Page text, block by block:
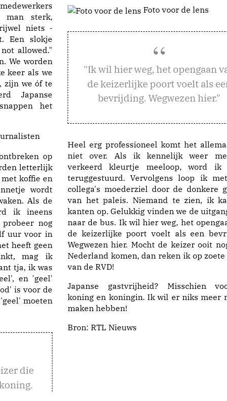
man sterk,
niets -
Een slokje
allowed."
We worden
keer als we
zijn we óf te
Japanse
het
op
letterlijk
koffie en
wordt
Als de
ik ineens
nog
uur voor in
heeft geen
mag ik
tja, ik was
en 'geel'
is voor de
moeten
die
Foto voor de lens
"Ik wil hier weg, het opengaan
de keizerlijke poort voelt als
bevrijding. Wegwezen hier."
Heel erg professioneel komt het
niet over. Als ik kennelijk weer
verkeerd kleurtje meeloop, word ik
teruggestuurd. Vervolgens loop ik
collega's moederziel door de donkere
van het paleis. Niemand te zien, ik
kanten op. Gelukkig vinden we de
naar de bus. Ik wil hier weg, het
de keizerlijke poort voelt als een
Wegwezen hier. Mocht de keizer ooit
Nederland komen, dan reken ik op
van de RVD!
Japanse gastvrijheid? Misschien
koning en koningin. Ik wil er niks meer
maken hebben!
Bron: RTL Nieuws